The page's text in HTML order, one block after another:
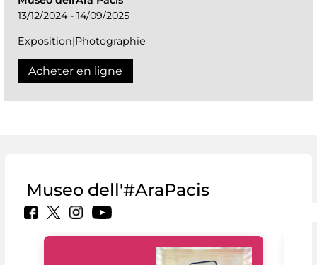
13/12/2024 - 14/09/2025
Exposition|Photographie
Acheter en ligne
Museo dell'#AraPacis